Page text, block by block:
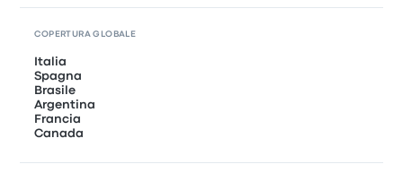
COPERTURA GLOBALE
Italia
Spagna
Brasile
Argentina
Francia
Canada